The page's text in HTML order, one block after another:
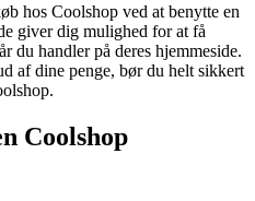
hos Coolshop ved at benytte en
giver dig mulighed for at få
du handler på deres hjemmeside.
af dine penge, bør du helt sikkert
Coolshop